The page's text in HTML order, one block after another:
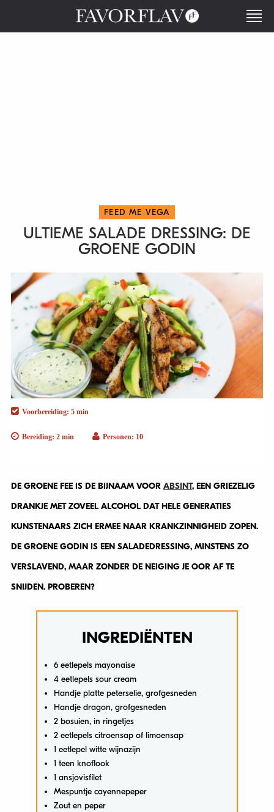
FEED ME VEGA
ULTIEME SALADE DRESSING: DE
GROENE GODIN
Voorbereiding: 5 min
Bereiding: 2 min Personen: 10
DE GROENE FEE IS DE BIJNAAM VOOR ABSINT, EEN GRIEZELIG
DRANKJE MET ZOVEEL ALCOHOL DAT HELE GENERATIES
KUNSTENAARS ZICH ERMEE NAAR KRANKZINNIGHEID ZOPEN.
DE GROENE GODIN IS EEN SALADEDRESSING, MINSTENS ZO
VERSLAVEND, MAAR ZONDER DE NEIGING JE OOR AF TE
SNIJDEN. PROBEREN?
INGREDIËNTEN
6 eetlepels mayonaise
4 eetlepels sour cream
Handje platte peterselie, grofgesneden
Handje dragon, grofgesneden
2 bosuien, in ringetjes
2 eetlepels citroensap of limoensap
1 eetlepel witte wijnazijn
1 teen knoflook
1 ansjovisfilet
Mespuntje cayennepeper
Zout en peper